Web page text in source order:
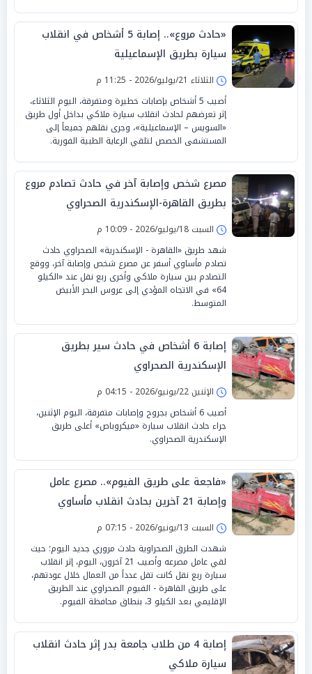
«حادث مروع».. إصابة 5 أشخاص في انقلاب
سيارة بطريق الإسماعيلية
الثلاثاء 21/يوليو/2026 - 11:25 م
أصيب 5 أشخاص بإصابات خطيرة ومتفرقة، اليوم الثلاثاء،
إثر تعرضهم لحادث انقلاب سيارة ملاكي بداخل أول طريق
«السويس – الإسماعيلية»، وجرى نقلهم جميعاً إلى
المستشفى الخصص لتلقي الرعاية الطبية الفورية.
مصرع شخص وإصابة آخر في حادث تصادم مروع
بطريق القاهرة-الإسكندرية الصحراوي
السبت 18/يوليو/2026 - 10:09 م
شهد طريق «القاهرة - الإسكندرية» الصحراوي حادث
تصادم مأساوي أسفر عن مصرع شخص وإصابة آخر، ووقع
التصادم بين سيارة ملاكي وأخرى ربع نقل عند «الكيلو
64» في الاتجاه المؤدي إلى عروس البحر الأبيض
المتوسط.
إصابة 6 أشخاص في حادث سير بطريق
الإسكندرية الصحراوي
الإثنين 22/يونيو/2026 - 04:15 م
أصيب 6 أشخاص بجروح وإصابات متفرقة، اليوم الإثنين،
جراء حادث انقلاب سيارة «ميكروباص» أعلى طريق
الإسكندرية الصحراوي.
«فاجعة على طريق الفيوم».. مصرع عامل
وإصابة 21 آخرين بحادث انقلاب مأساوي
السبت 13/يونيو/2026 - 07:15 م
شهدت الطرق الصحراوية حادث مروري جديد اليوم؛ حيث
لقي عامل مصرعه وأصيب 21 آخرون، اليوم، إثر انقلاب
سيارة ربع نقل كانت تقل عدداً من العمال خلال عودتهم،
على طريق القاهرة - الفيوم الصحراوي عند الطريق
الإقليمي بعد الكيلو 3، بنطاق محافظة الفيوم.
إصابة 4 من طلاب جامعة بدر إثر حادث انقلاب
سيارة ملاكي